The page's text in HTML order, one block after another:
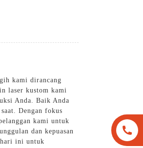
kami dirancang
laser kustom kami
Anda. Baik Anda
Dengan fokus
kami untuk
dan kepuasan
hari ini untuk